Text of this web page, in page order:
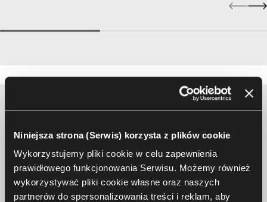
Niniejsza strona (Serwis) korzysta z plików cookie
Wykorzystujemy pliki cookie w celu zapewnienia
prawidłowego funkcjonowania Serwisu. Możemy również
wykorzystywać pliki cookie własne oraz naszych
partnerów do spersonalizowania treści i reklam, aby
Designer spotlight
Jerzy Langier